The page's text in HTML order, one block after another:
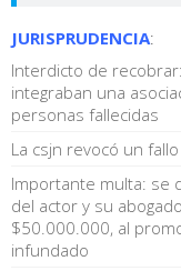
JURISPRUDENCIA:
Interdicto de
integraban una
personas fallecidas
La csjn revocó un
Importante multa: se
del actor y su
$50.000.000, al
infundado